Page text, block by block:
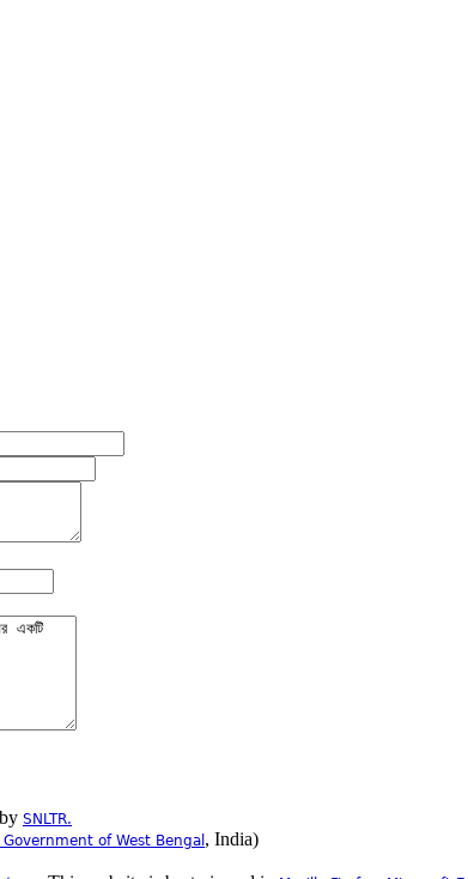
SNLTR.
of West Bengal , India)